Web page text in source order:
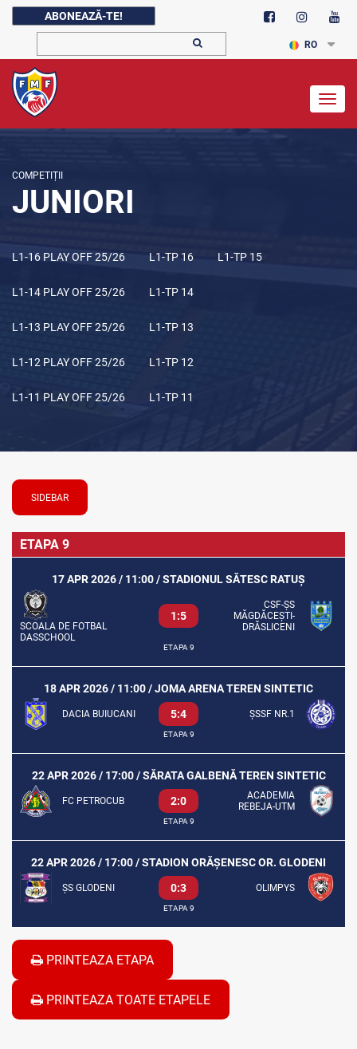
ABONEAZĂ-TE!
RO
COMPETIȚII
JUNIORI
L1-16 PLAY OFF 25/26 L1-TP 16 L1-TP 15
L1-14 PLAY OFF 25/26 L1-TP 14
L1-13 PLAY OFF 25/26 L1-TP 13
L1-12 PLAY OFF 25/26 L1-TP 12
L1-11 PLAY OFF 25/26 L1-TP 11
SIDEBAR
ETAPA 9
17 APR 2026 / 11:00 / STADIONUL SĂTESC RATUȘ
SCOALA DE FOTBAL
DASSCHOOL
1:5
CSF-ȘS
MĂGDĂCEȘTI-
DRĂSLICENI
ETAPA 9
18 APR 2026 / 11:00 / JOMA ARENA TEREN SINTETIC
DACIA BUIUCANI 5:4 ȘSSF NR.1
ETAPA 9
22 APR 2026 / 17:00 / SĂRATA GALBENĂ TEREN SINTETIC
FC PETROCUB 2:0
ACADEMIA
REBEJA-UTM
ETAPA 9
22 APR 2026 / 17:00 / STADION ORĂȘENESC OR. GLODENI
ȘS GLODENI 0:3 OLIMPYS
ETAPA 9
PRINTEAZA ETAPA
PRINTEAZA TOATE ETAPELE